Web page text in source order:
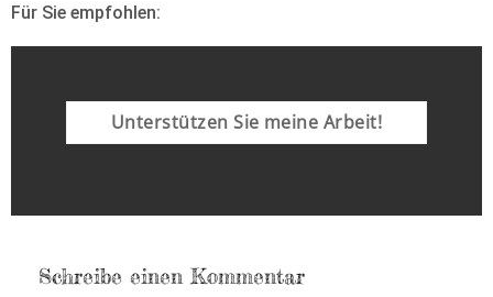
Für Sie empfohlen:
Unterstützen Sie meine Arbeit!
Schreibe einen Kommentar